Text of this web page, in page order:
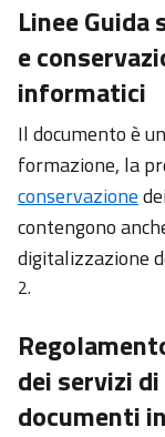
Figura
Responsabile
per la
Transizione
al Digitale
Figura
chiave
Civico per
il Digitale
Linee
e
informatici
Il documento è
formazione, la
conservazione
contengono
digitalizzazione
dei servizi
documenti